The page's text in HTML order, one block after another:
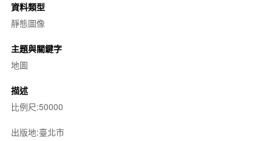
資料類型
靜態圖像
主題與關鍵字
地圖
描述
比例尺:50000
出版地:臺北市